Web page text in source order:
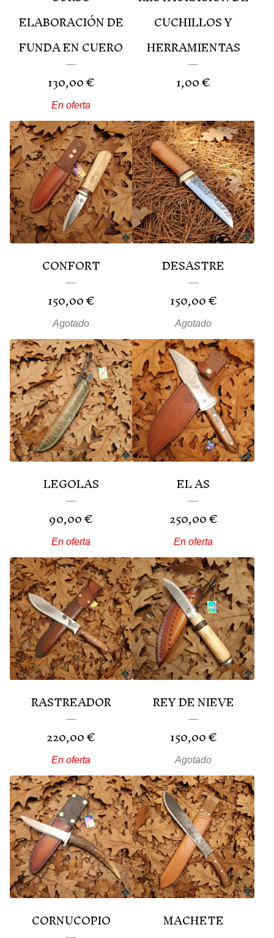
ELABORACIÓN DE
FUNDA EN CUERO
130,00€
En oferta
CUCHILLOS Y
HERRAMIENTAS
1,00€
CONFORT
150,00€
Agotado
DESASTRE
150,00€
Agotado
LEGOLAS
90,00€
En oferta
EL AS
250,00€
En oferta
RASTREADOR
220,00€
En oferta
REY DE NIEVE
150,00€
Agotado
CORNUCOPIO
MACHETE